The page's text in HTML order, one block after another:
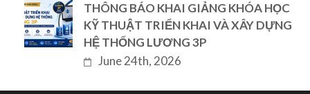
THÔNG BÁO KHAI GIẢNG KHÓA HỌC
KỸ THUẬT TRIỂN KHAI VÀ XÂY DỰNG
HỆ THỐNG LƯƠNG 3P
June 24th, 2026